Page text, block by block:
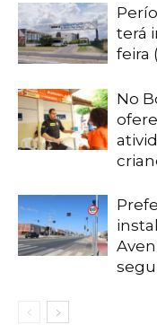
terá
feira
No